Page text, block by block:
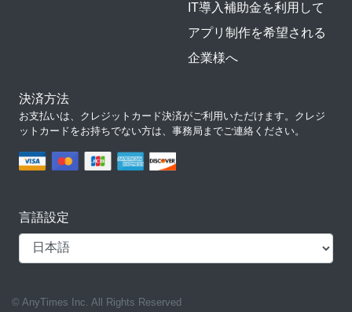
IT導入補助金を利用して
アプリ制作を希望される
企業様へ
決済方法
お支払いは、クレジットカード決済がご利用いただけます。クレジ
ットカードをお持ちでない方は、事務局までご連絡ください。
言語設定
© AnyTimes Inc. All Rights Reserved